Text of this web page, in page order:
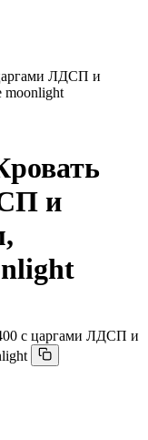
ЛДСП и
moonlight
и
с царгами ЛДСП и